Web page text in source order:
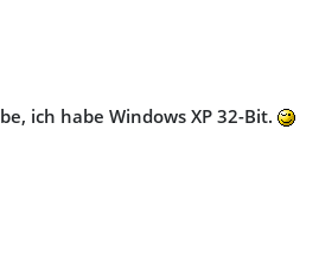
ich habe Windows XP 32-Bit.